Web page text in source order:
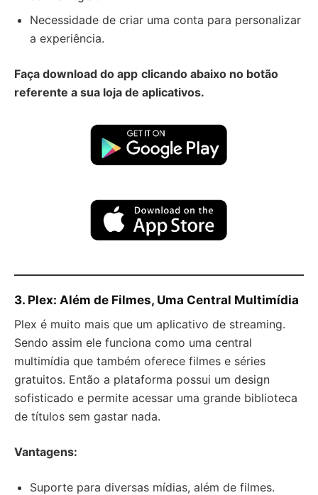
Necessidade de criar uma conta para personalizar
a experiência.
Faça download do app clicando abaixo no botão
referente a sua loja de aplicativos.
3. Plex: Além de Filmes, Uma Central Multimídia
Plex é muito mais que um aplicativo de streaming.
Sendo assim ele funciona como uma central
multimídia que também oferece filmes e séries
gratuitos. Então a plataforma possui um design
sofisticado e permite acessar uma grande biblioteca
de títulos sem gastar nada.
Vantagens:
Suporte para diversas mídias, além de filmes.